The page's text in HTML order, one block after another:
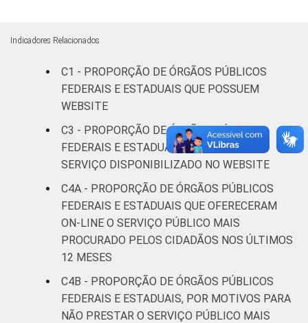
estaduais que declararam ter acesso à
múltiplas e estimuladas. Dados coletados
entre julho e outubro de 2015.
Indicadores Relacionados
C1 - PROPORÇÃO DE ÓRGÃOS PÚBLICOS
FEDERAIS E ESTADUAIS QUE POSSUEM
WEBSITE
C3 - PROPORÇÃO DE ÓRGÃOS PÚBLICOS
FEDERAIS E ESTADUAIS, POR TIPO DE
SERVIÇO DISPONIBILIZADO NO WEBSITE
C4A - PROPORÇÃO DE ÓRGÃOS PÚBLICOS
FEDERAIS E ESTADUAIS QUE OFERECERAM
ON-LINE O SERVIÇO PÚBLICO MAIS
PROCURADO PELOS CIDADÃOS NOS ÚLTIMOS
12 MESES
C4B - PROPORÇÃO DE ÓRGÃOS PÚBLICOS
FEDERAIS E ESTADUAIS, POR MOTIVOS PARA
NÃO PRESTAR O SERVIÇO PÚBLICO MAIS